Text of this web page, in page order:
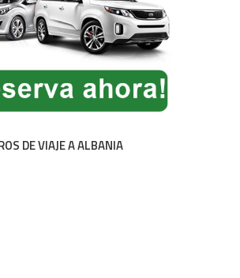
DE VIAJE A ALBANIA